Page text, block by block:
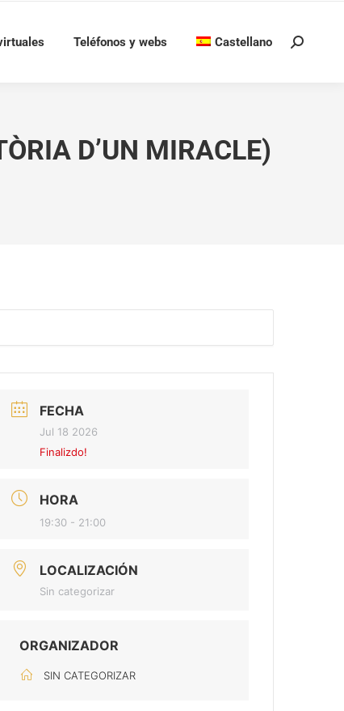
Teléfonos y webs Castellano Buscar:
D’UN MIRACLE)
FECHA
Jul 18 2026
Finalizdo!
HORA
19:30 - 21:00
LOCALIZACIÓN
Sin categorizar
ORGANIZADOR
SIN CATEGORIZAR